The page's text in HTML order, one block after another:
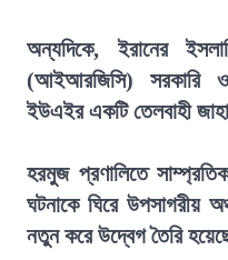
অন্যদিকে, ইরানের
(আইআরজিসি) সরকারি
ইউএইর একটি তেলবাহী
হরমুজ প্রণালিতে
ঘটনাকে ঘিরে উপসাগরীয়
নতুন করে উদ্বেগ তৈরি